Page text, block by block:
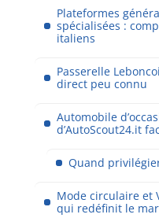
Plateformes
spécialisées :
italiens
Passerelle
direct peu connu
Automobile
d’AutoScout24.it
Quand
Mode circulaire et
qui redéfinit le